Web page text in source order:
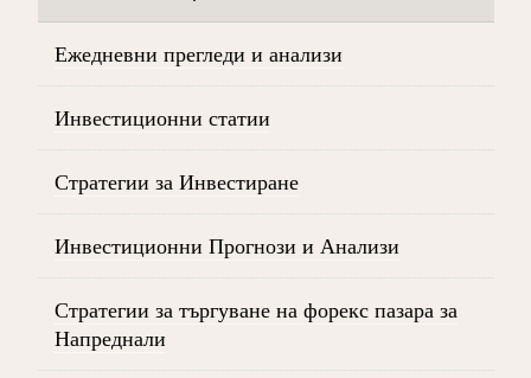
Ежедневни прегледи и анализи
Инвестиционни статии
Стратегии за Инвестиране
Инвестиционни Прогнози и Анализи
Стратегии за търгуване на форекс пазара за
Напреднали